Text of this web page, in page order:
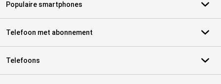
Populaire smartphones
Telefoon met abonnement
Telefoons